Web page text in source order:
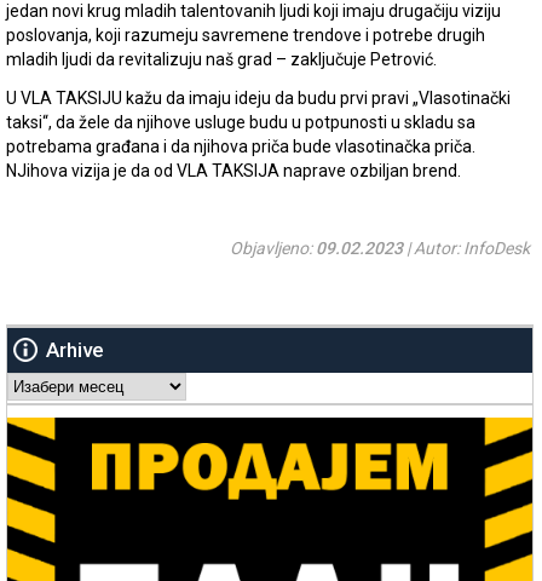
jedan novi krug mladih talentovanih ljudi koji imaju drugačiju viziju
poslovanja, koji razumeju savremene trendove i potrebe drugih
mladih ljudi da revitalizuju naš grad – zaključuje Petrović.
U VLA TAKSIJU kažu da imaju ideju da budu prvi pravi „Vlasotinački
taksi“, da žele da njihove usluge budu u potpunosti u skladu sa
potrebama građana i da njihova priča bude vlasotinačka priča.
NJihova vizija je da od VLA TAKSIJA naprave ozbiljan brend.
Objavljeno:09.02.2023| Autor: InfoDesk
Arhive
Arhive